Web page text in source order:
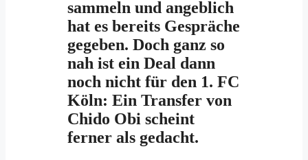
sammeln und angeblich
hat es bereits Gespräche
gegeben. Doch ganz so
nah ist ein Deal dann
noch nicht für den 1. FC
Köln: Ein Transfer von
Chido Obi scheint
ferner als gedacht.